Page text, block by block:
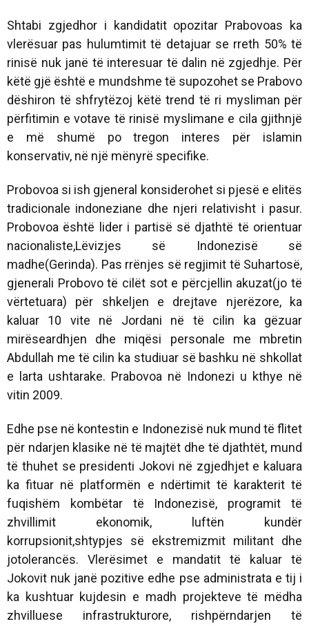
Shtabi zgjedhor i kandidatit opozitar Prabovoas ka
vlerësuar pas hulumtimit të detajuar se rreth 50% të
rinisë nuk janë të interesuar të dalin në zgjedhje. Për
këtë gjë është e mundshme të supozohet se Prabovo
dëshiron të shfrytëzoj këtë trend të ri mysliman për
përfitimin e votave të rinisë myslimane e cila gjithnjë
e më shumë po tregon interes për islamin
konservativ, në një mënyrë specifike.
Probovoa si ish gjeneral konsiderohet si pjesë e elitës
tradicionale indoneziane dhe njeri relativisht i pasur.
Probovoa është lider i partisë së djathtë të orientuar
nacionaliste,Lëvizjes së Indonezisë së
madhe(Gerinda). Pas rrënjes së regjimit të Suhartosë,
gjenerali Probovo të cilët sot e përcjellin akuzat(jo të
vërtetuara) për shkeljen e drejtave njerëzore, ka
kaluar 10 vite në Jordani në të cilin ka gëzuar
mirëseardhjen dhe miqësi personale me mbretin
Abdullah me të cilin ka studiuar së bashku në shkollat
e larta ushtarake. Prabovoa në Indonezi u kthye në
vitin 2009.
Edhe pse në kontestin e Indonezisë nuk mund të flitet
për ndarjen klasike në të majtët dhe të djathtët, mund
të thuhet se presidenti Jokovi në zgjedhjet e kaluara
ka fituar në platformën e ndërtimit të karakterit të
fuqishëm kombëtar të Indonezisë, programit të
zhvillimit ekonomik, luftën kundër
korrupsionit,shtypjes së ekstremizmit militant dhe
jotolerancës. Vlerësimet e mandatit të kaluar të
Jokovit nuk janë pozitive edhe pse administrata e tij i
ka kushtuar kujdesin e madh projekteve të mëdha
zhvilluese infrastrukturore, rishpërndarjen të